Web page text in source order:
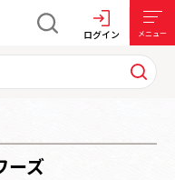
ログイン メニュー
ーズ